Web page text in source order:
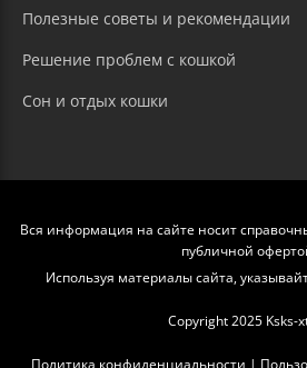
Полезные советы и рекомендации
Решение проблем с кошкой
Сон и отдых кошки
Вся информация на сайте носит
публичной
Используя материалы сайта,
Copyright 2025 Ksks-
Политика конфиденциальности |